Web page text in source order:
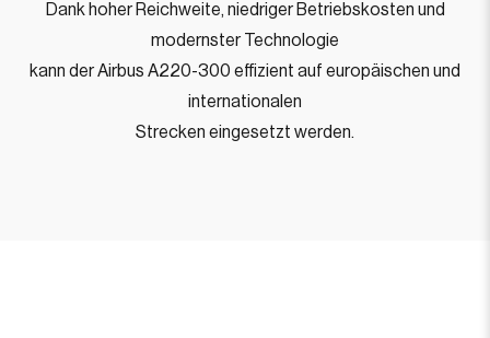
Dank hoher Reichweite, niedriger Betriebskosten und
modernster Technologie
kann der Airbus A220-300 effizient auf europäischen und
internationalen
Strecken eingesetzt werden.